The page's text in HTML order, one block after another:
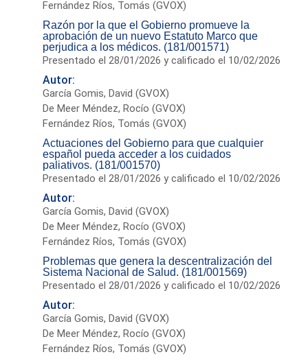
Fernández Ríos, Tomás (GVOX)
Razón por la que el Gobierno promueve la
aprobación de un nuevo Estatuto Marco que
perjudica a los médicos. (181/001571)
Presentado el 28/01/2026 y calificado el 10/02/2026
Autor:
García Gomis, David (GVOX)
De Meer Méndez, Rocío (GVOX)
Fernández Ríos, Tomás (GVOX)
Actuaciones del Gobierno para que cualquier
español pueda acceder a los cuidados
paliativos. (181/001570)
Presentado el 28/01/2026 y calificado el 10/02/2026
Autor:
García Gomis, David (GVOX)
De Meer Méndez, Rocío (GVOX)
Fernández Ríos, Tomás (GVOX)
Problemas que genera la descentralización del
Sistema Nacional de Salud. (181/001569)
Presentado el 28/01/2026 y calificado el 10/02/2026
Autor:
García Gomis, David (GVOX)
De Meer Méndez, Rocío (GVOX)
Fernández Ríos, Tomás (GVOX)